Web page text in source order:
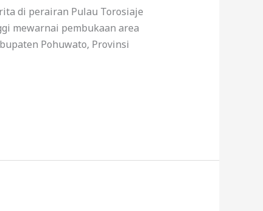
di perairan Pulau Torosiaje
mewarnai pembukaan area
Pohuwato, Provinsi